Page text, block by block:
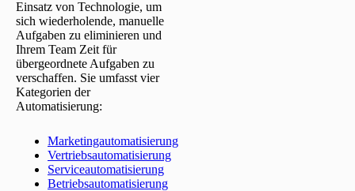
Einsatz von Technologie, um
sich wiederholende, manuelle
Aufgaben zu eliminieren und
Ihrem Team Zeit für
übergeordnete Aufgaben zu
verschaffen. Sie umfasst vier
Kategorien der
Automatisierung:
Marketingautomatisierung
Vertriebsautomatisierung
Serviceautomatisierung
Betriebsautomatisierung